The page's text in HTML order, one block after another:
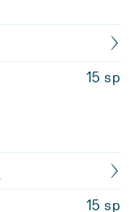
15 sp
15 sp